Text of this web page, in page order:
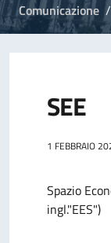
Comunicazione
SEE
1 FEBBRAIO
Spazio
ingl."EES")